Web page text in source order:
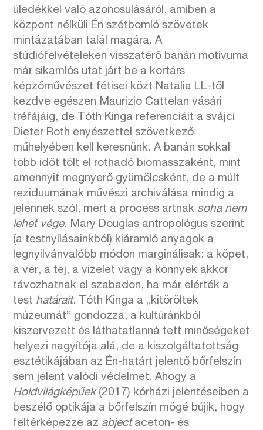
üledékkel való azonosulásáról, amiben a
központ nélküli Én szétbomló szövetek
mintázatában talál magára. A
stúdiófelvételeken visszatérő banán motívuma
már sikamlós utat járt be a kortárs
képzőművészet fétisei közt Natalia LL-től
kezdve egészen Maurizio Cattelan vásári
tréfájáig, de Tóth Kinga referenciáit a svájci
Dieter Roth enyészettel szövetkező
műhelyében kell keresnünk. A banán sokkal
több időt tölt el rothadó biomasszaként, mint
amennyit megnyerő gyümölcsként, de a múlt
reziduumának művészi archiválása mindig a
jelennek szól, mert a process artnak soha nem
lehet vége. Mary Douglas antropológus szerint
(a testnyílásainkból) kiáramló anyagok a
legnyilvánvalóbb módon marginálisak: a köpet,
a vér, a tej, a vizelet vagy a könnyek akkor
távozhatnak el szabadon, ha már elérték a
test határait. Tóth Kinga a „kitöröltek
múzeumát” gondozza, a kultúránkból
kiszervezett és láthatatlanná tett minőségeket
helyezi nagyítója alá, de a kiszolgáltatottság
esztétikájában az Én-határt jelentő bőrfelszín
sem jelent valódi védelmet.Ahogy a
Holdvilágképűek(2017) kórházi jelentéseiben a
beszélő optikája a bőrfelszín mögé bújik, hogy
feltérképezze az abjectaceton- és